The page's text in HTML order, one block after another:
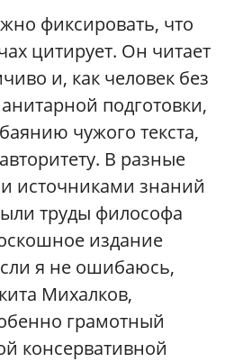
фиксировать, что
цитирует. Он читает
и, как человек без
подготовки,
чужого текста,
В разные
источниками знаний
труды философа
издание
я не ошибаюсь,
Михалков,
грамотный
консервативной